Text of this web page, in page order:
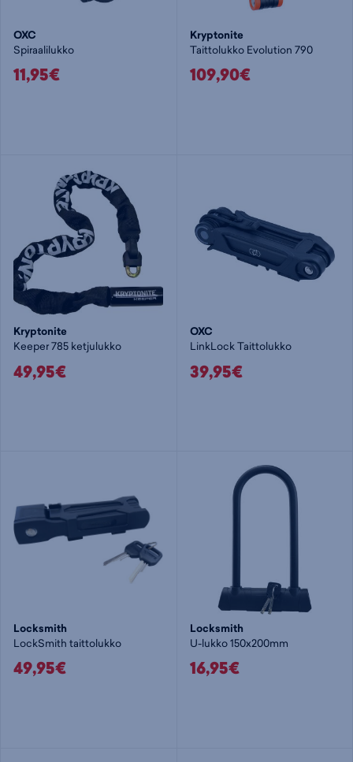
OXC
Spiraalilukko
11,95€
Kryptonite
Taittolukko Evolution 790
109,90€
Kryptonite
Keeper 785 ketjulukko
49,95€
OXC
LinkLock Taittolukko
39,95€
Locksmith
LockSmith taittolukko
49,95€
Locksmith
U-lukko 150x200mm
16,95€